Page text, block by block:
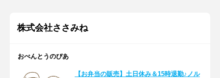
株式会社ささみね
おべんとうのぴあ
【お弁当の販売】土日休み＆15時退勤♪ノル